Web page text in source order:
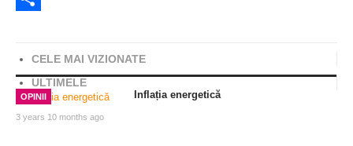
CELE MAI VIZIONATE
ULTIMELE
OPINII
3 years 10 months ago
Inflația energetică